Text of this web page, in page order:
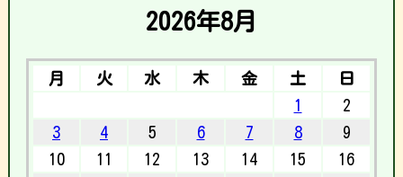
2026年8月
月 火 水 木 金 土
日
1
2
3
4 5 6 7 8
9
10
11 12 13 14 15
16